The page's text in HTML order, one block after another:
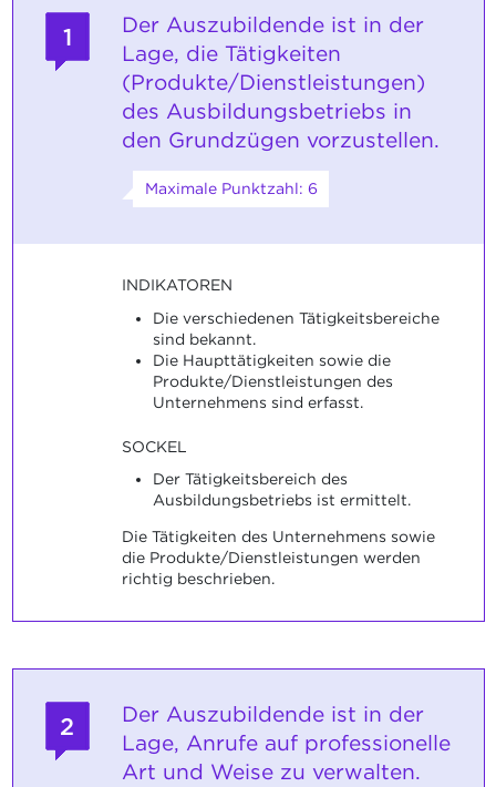
1
Der Auszubildende ist in der
Lage, die Tätigkeiten
(Produkte/Dienstleistungen)
des Ausbildungsbetriebs in
den Grundzügen vorzustellen.
Maximale Punktzahl: 6
INDIKATOREN
Die verschiedenen Tätigkeitsbereiche
sind bekannt.
Die Haupttätigkeiten sowie die
Produkte/Dienstleistungen des
Unternehmens sind erfasst.
SOCKEL
Der Tätigkeitsbereich des
Ausbildungsbetriebs ist ermittelt.
Die Tätigkeiten des Unternehmens sowie
die Produkte/Dienstleistungen werden
richtig beschrieben.
2
Der Auszubildende ist in der
Lage, Anrufe auf professionelle
Art und Weise zu verwalten.